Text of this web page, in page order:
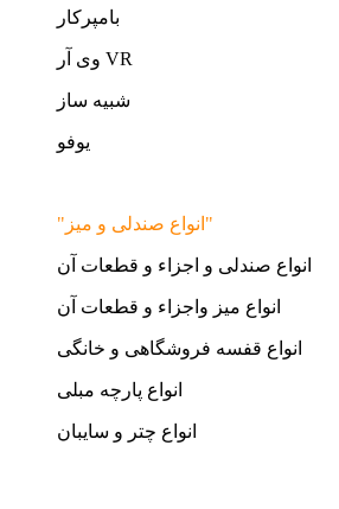
بامپرکار
وی آر VR
شبیه ساز
یوفو
"انواع صندلی و میز"
انواع صندلی و اجزاء و قطعات آن
انواع میز واجزاء و قطعات آن
انواع قفسه فروشگاهی و خانگی
انواع پارچه مبلی
انواع چتر و سایبان